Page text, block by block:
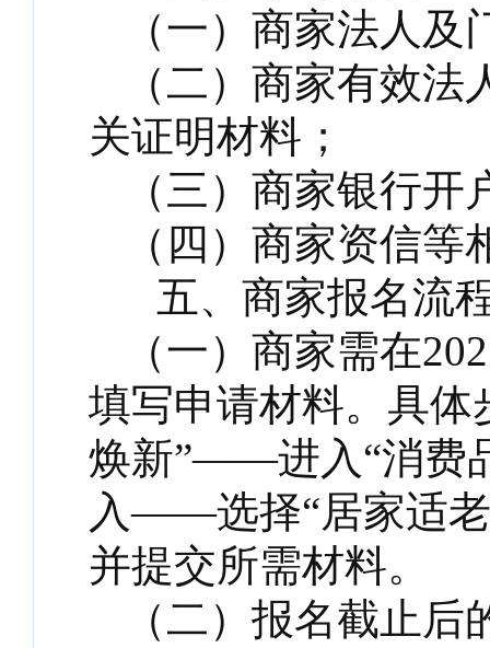
（一）商家法人
（二）商家有效
关证明材料；
（三）商家银行
（四）商家资信
五、商家报名流
（一）商家需在
填写申请材料。具
焕新”——进入“消费
入——选择“居家适老
并提交所需材料。
（二）报名截止